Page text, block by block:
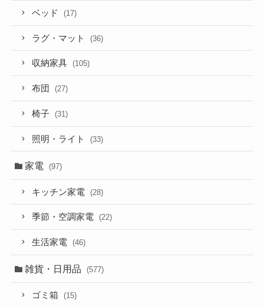
ベッド (17)
ラグ・マット (36)
収納家具 (105)
布団 (27)
椅子 (31)
照明・ライト (33)
家電 (97)
キッチン家電 (28)
季節・空調家電 (22)
生活家電 (46)
雑貨・日用品 (577)
ゴミ箱 (15)